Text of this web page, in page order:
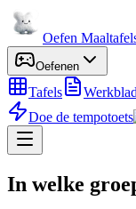
Oefen
Oefenen
Tafels
Doe de tempotoets
In welke